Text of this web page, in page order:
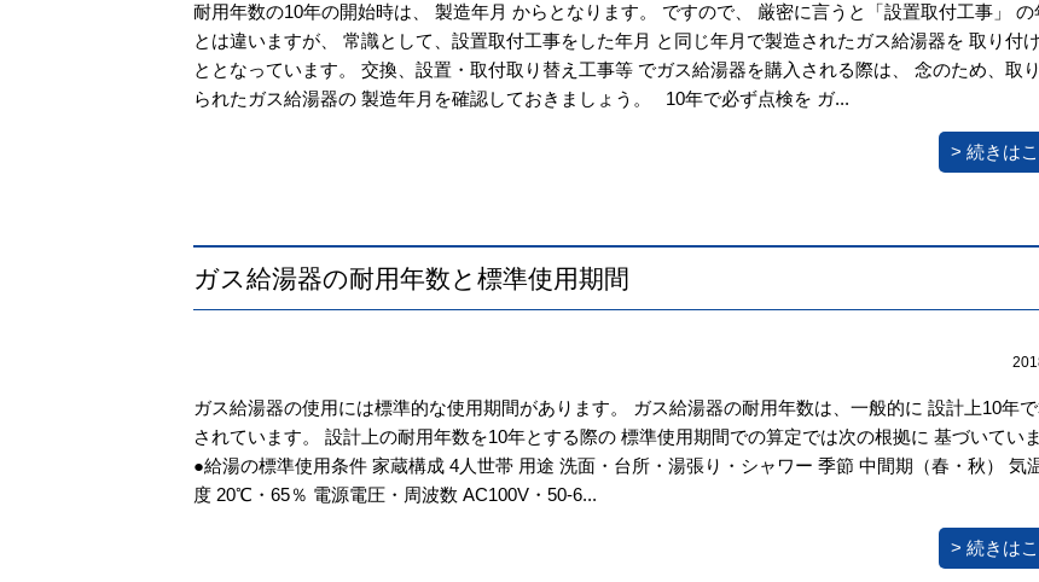
耐用年数の10年の開始時は、 製造年月 からとなります。 ですので、 厳密に言うと「設置取付工事」 の
とは違いますが、 常識として、設置取付工事をした年月 と同じ年月で製造されたガス給湯器を 取り付
ととなっています。 交換、設置・取付取り替え工事等 でガス給湯器を購入される際は、 念のため、取
られたガス給湯器の 製造年月を確認しておきましょう。 10年で必ず点検を ガ...
> 続きは
ガス給湯器の耐用年数と標準使用期間
ガス給湯器の使用には標準的な使用期間があります。 ガス給湯器の耐用年数は、一般的に 設計上10年
されています。 設計上の耐用年数を10年とする際の 標準使用期間での算定では次の根拠に 基づいていま
●給湯の標準使用条件 家蔵構成 4人世帯 用途 洗面・台所・湯張り・シャワー 季節 中間期（春・秋） 気
度 20℃・65％ 電源電圧・周波数 AC100V・50-6...
> 続きは